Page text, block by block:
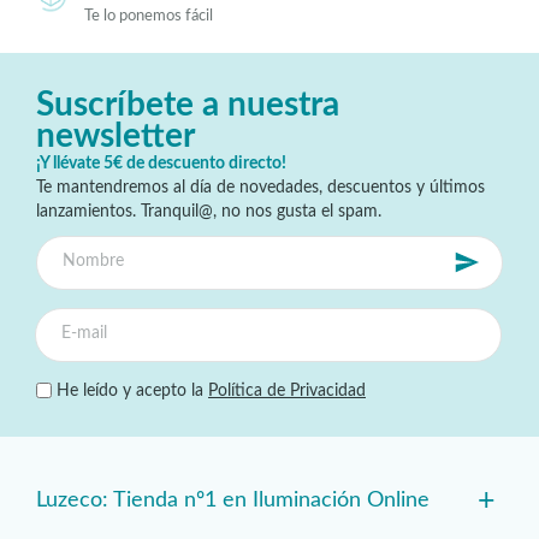
Te lo ponemos fácil
Suscríbete a nuestra
newsletter
¡Y llévate 5€ de descuento directo!
Te mantendremos al día de novedades, descuentos y últimos
lanzamientos. Tranquil@, no nos gusta el spam.
He leído y acepto la Política de Privacidad
Luzeco: Tienda nº1 en Iluminación Online +